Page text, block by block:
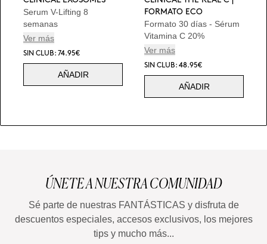
Serum V-Lifting 8
semanas
Ver más
SIN CLUB: 74.95€
AÑADIR
FORMATO ECO
Formato 30 días - Sérum
Vitamina C 20%
Ver más
SIN CLUB: 48.95€
AÑADIR
ÚNETE A NUESTRA COMUNIDAD
Sé parte de nuestras FANTÁSTICAS y disfruta de
descuentos especiales, accesos exclusivos, los mejores
tips y mucho más...